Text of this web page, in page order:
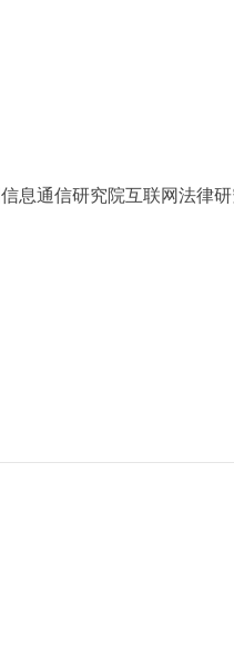
息通信研究院互联网法律研